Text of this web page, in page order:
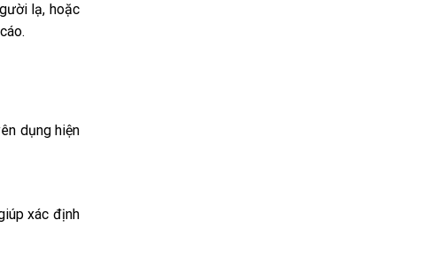
lạ, hoặc
dụng hiện
xác định